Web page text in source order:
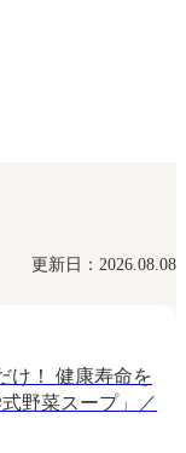
更新日：2026.08.08
け！ 健康寿命を
野菜スープ」／